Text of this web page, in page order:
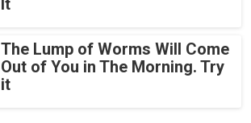
It
The Lump of Worms Will Come
Out of You in The Morning. Try
it